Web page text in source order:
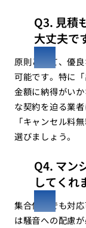
Q3. 見積
大丈夫で
原則として、優
可能です。特に
金額に納得がい
な契約を迫る業
「キャンセル料
選びましょう。
Q4. マン
してくれ
集合住宅でも対
は騒音への配慮